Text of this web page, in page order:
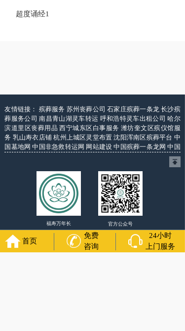
超度诵经1
友情链接： 殡葬服务 苏州丧葬公司石家庄殡葬一条龙长沙殡
葬服务公司南昌青山湖灵车转运 呼和浩特灵车出租公司哈尔
滨道里区丧葬用品西宁城东区白事服务潍坊奎文区殡仪馆服
务 乳山寿衣店铺杭州上城区灵堂布置沈阳浑南区殡葬平台 中
国墓地网中国非急救转运网 网站建设中国殡葬一条龙网中国
福寿万年长 官方公众号
400-000-1116
首页
免费
咨询
24小时
上门服务